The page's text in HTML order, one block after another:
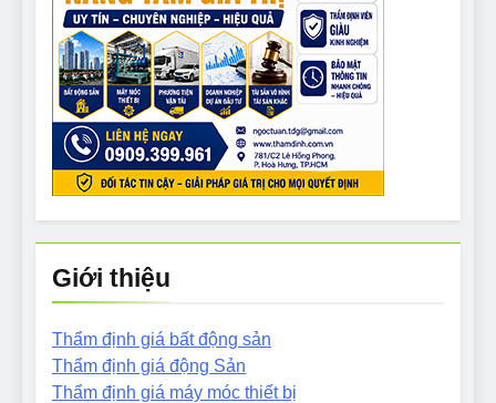
Giới thiệu
Thẩm định giá bất động sản
Thẩm định giá động Sản
Thẩm định giá máy móc thiết bị